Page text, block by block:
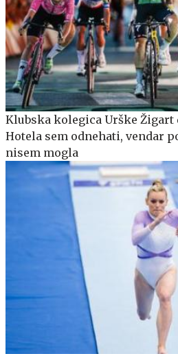
Klubska kolegica Urške Žigart
Hotela sem odnehati, vendar
nisem mogla